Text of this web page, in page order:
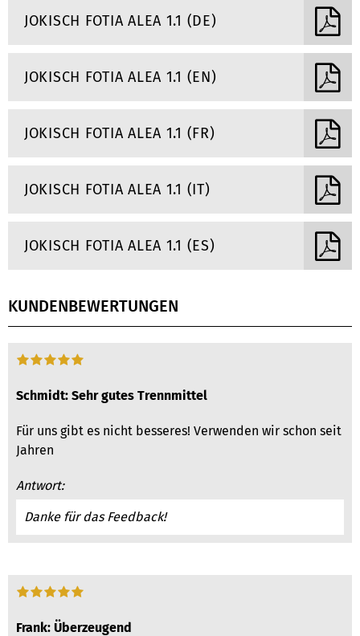
JOKISCH FOTIA ALEA 1.1 (DE)
JOKISCH FOTIA ALEA 1.1 (EN)
JOKISCH FOTIA ALEA 1.1 (FR)
JOKISCH FOTIA ALEA 1.1 (IT)
JOKISCH FOTIA ALEA 1.1 (ES)
KUNDENBEWERTUNGEN
Schmidt: Sehr gutes Trennmittel
Für uns gibt es nicht besseres! Verwenden wir schon seit
Jahren
Antwort:
Danke für das Feedback!
Frank: Überzeugend